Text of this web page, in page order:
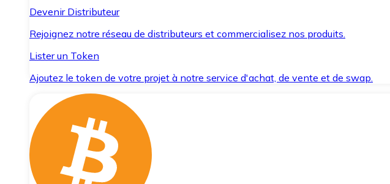
Devenir Distributeur
Rejoignez notre réseau de distributeurs et commercialisez nos produits.
Lister un Token
Ajoutez le token de votre projet à notre service d'achat, de vente et de swap.